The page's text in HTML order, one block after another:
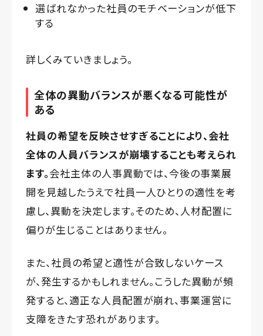
選ばれなかった社員のモチベーションが低下
する
詳しくみていきましょう。
全体の異動バランスが悪くなる可能性が
ある
社員の希望を反映させすぎることにより、会社
全体の人員バランスが崩壊することも考えられ
ます。会社主体の人事異動では、今後の事業展
開を見越したうえで社員一人ひとりの適性を考
慮し、異動を決定します。そのため、人材配置に
偏りが生じることはありません。
また、社員の希望と適性が合致しないケース
が、発生するかもしれません。こうした異動が頻
発すると、適正な人員配置が崩れ、事業運営に
支障をきたす恐れがあります。